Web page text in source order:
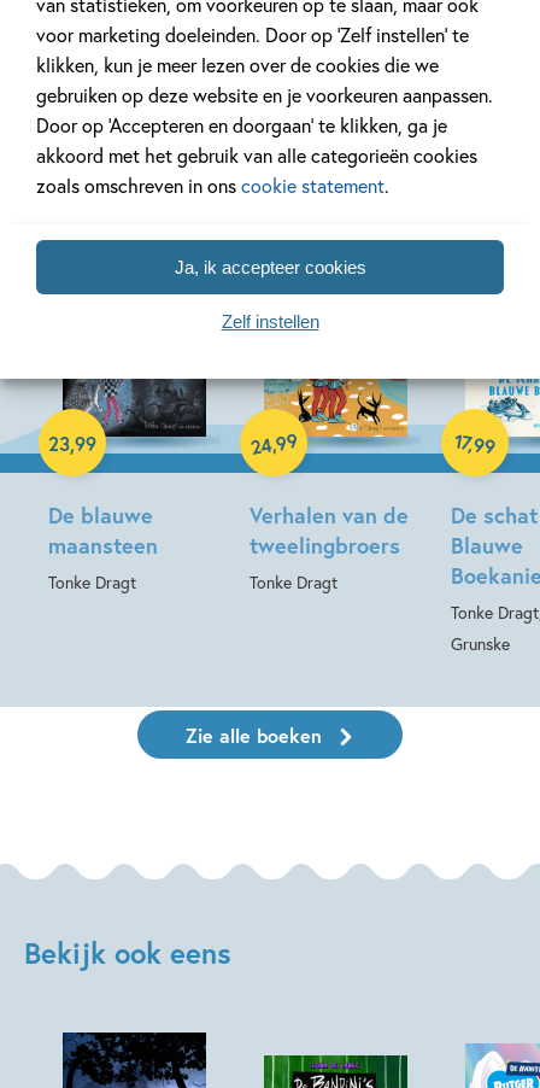
voor marketing doeleinden. Door op ‘Zelf instellen’ te
klikken, kun je meer lezen over de cookies die we
gebruiken op deze website en je voorkeuren aanpassen.
Door op ‘Accepteren en doorgaan’ te klikken, ga je
akkoord met het gebruik van alle categorieën cookies
zoals omschreven in onscookie statement.
Ja, ik accepteer cookies
Zelf instellen
Meer van deze auteur
De blauwe
maansteen
Tonke Dragt
23,99
Hardcover
Verhalen van de
tweelingbroers
Tonke Dragt
24,99
Gebonden
De
Blauwe
Tonke
Grunske
17,99
Hardcover
Zie alle boeken
Bekijk ook eens